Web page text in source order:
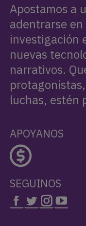
Apostamos a
adentrarse
investigación
nuevas
narrativos.
luchas, estén
APOYANOS
SEGUINOS